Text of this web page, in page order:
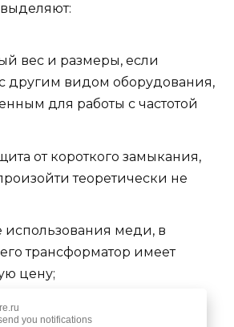
вес и размеры, если
другим видом оборудования,
для работы с частотой
от короткого замыкания,
теоретически не
меди, в
трансформатор имеет
цену;
в зависимости от
you notifications